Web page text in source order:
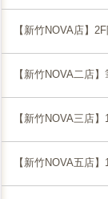
【新竹NOVA店】
【新竹NOVA二店
【新竹NOVA三店
【新竹NOVA五店